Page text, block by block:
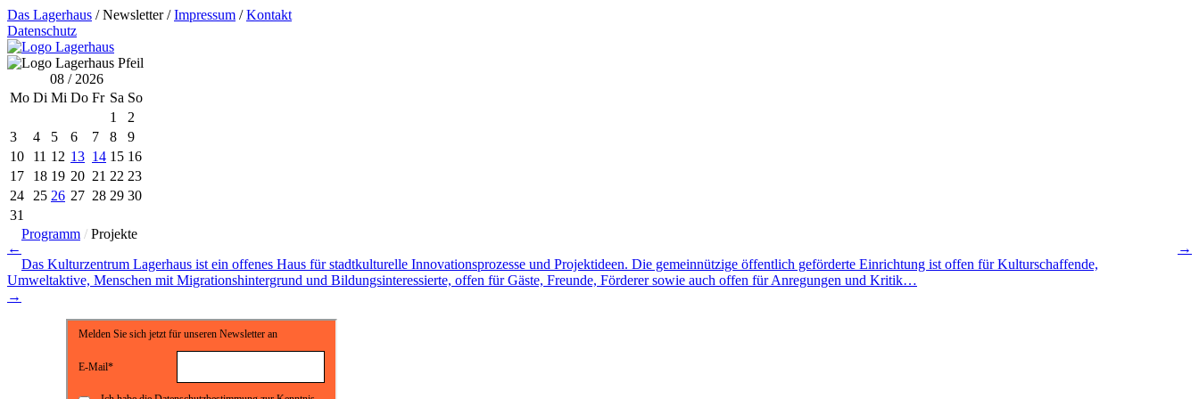
Das Lagerhaus /Newsletter/Impressum /Kontakt
Datenschutz
08 / 2026
Mo Di Mi Do Fr Sa So
1
2
3
4 5 6 7 8
9
10
11 12 13 14 15 16
17
18 19 20 21 22 23
24
25 26 27 28 29 30
31
← →
Programm / Projekte
Das Kulturzentrum Lagerhaus ist ein offenes Haus für stadtkulturelle Innovationsprozesse und Projektideen. Die gemeinnützige öffentlich geförderte Einrichtung ist offen für Kulturschaffende,
Umweltaktive, Menschen mit Migrationshintergrund und Bildungsinteressierte, offen für Gäste, Freunde, Förderer sowie auch offen für Anregungen und Kritik…
→